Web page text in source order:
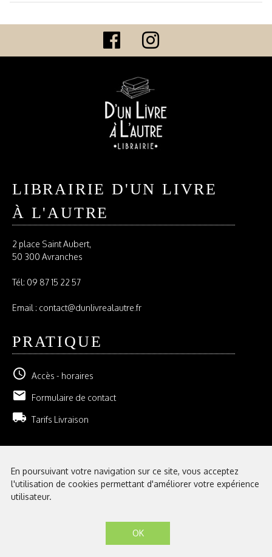
LIBRAIRIE D'UN LIVRE
À L'AUTRE
2 place Saint Aubert,
50 300 Avranches
Tél: 09 87 15 22 57
Email : contact@dunlivrealautre.fr
PRATIQUE
schedule Accès - horaires
email Formulaire de contact
local_shipping Tarifs Livraison
GESTION DE VOS ABONNEMENTS
En poursuivant votre navigation sur ce site, vous acceptez
l'utilisation de cookies permettant d'améliorer votre expérience
utilisateur.
OK